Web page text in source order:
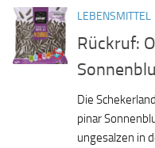
LEBENSMITTEL
Rückruf:
Die
pinar
ungesalzen in